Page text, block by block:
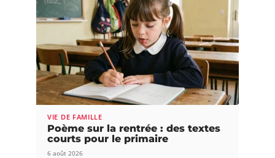
VIE DE FAMILLE
Poème sur la rentrée : des textes
courts pour le primaire
6 août 2026